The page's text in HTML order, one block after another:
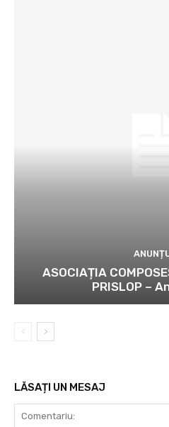
ASOCIAȚIA
PRISLOP –
LĂSAȚI UN MESAJ